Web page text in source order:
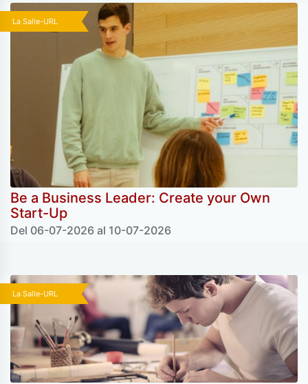
La Salle-URL
Be a Business Leader: Create your Own
Start-Up
Del 06-07-2026 al 10-07-2026
La Salle-URL